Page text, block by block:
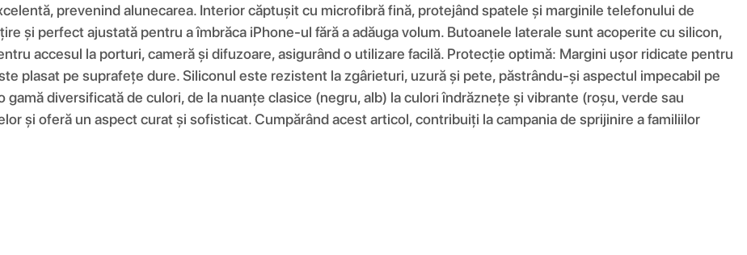
prevenind alunecarea. Interior căptușit cu microfibră fină, protejând spatele și marginile telefonului de
și perfect ajustată pentru a îmbrăca iPhone-ul fără a adăuga volum. Butoanele laterale sunt acoperite cu silicon,
accesul la porturi, cameră și difuzoare, asigurând o utilizare facilă. Protecție optimă: Margini ușor ridicate pentru
plasat pe suprafețe dure. Siliconul este rezistent la zgârieturi, uzură și pete, păstrându-și aspectul impecabil pe
diversificată de culori, de la nuanțe clasice (negru, alb) la culori îndrăznețe și vibrante (roșu, verde sau
și oferă un aspect curat și sofisticat. Cumpărând acest articol, contribuiți la campania de sprijinire a familiilor